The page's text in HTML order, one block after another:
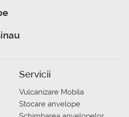
Servicii
Vulcanizare Mobila
Stocare anvelope